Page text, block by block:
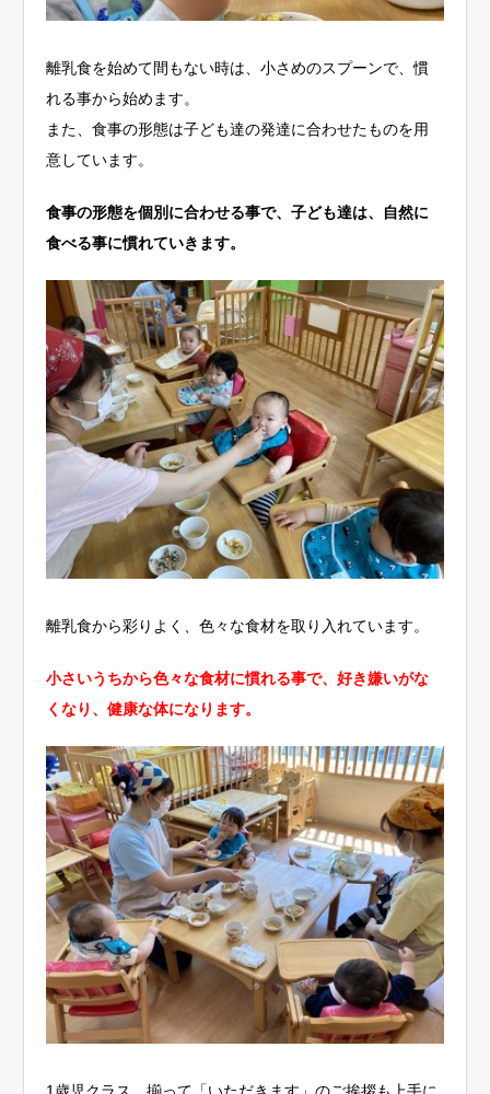
離乳食を始めて間もない時は、小さめのスプーンで、慣
れる事から始めます。
また、食事の形態は子ども達の発達に合わせたものを用
意しています。
食事の形態を個別に合わせる事で、子ども達は、自然に
食べる事に慣れていきます。
離乳食から彩りよく、色々な食材を取り入れています。
小さいうちから色々な食材に慣れる事で、好き嫌いがな
くなり、健康な体になります。